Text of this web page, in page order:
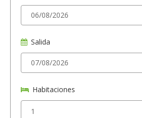
Salida
Habitaciones